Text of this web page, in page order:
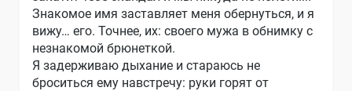
Знакомое имя заставляет меня обернуться, и я
вижу… его. Точнее, их: своего мужа в обнимку с
незнакомой брюнеткой.
Я задерживаю дыхание и стараюсь не
броситься ему навстречу: руки горят от